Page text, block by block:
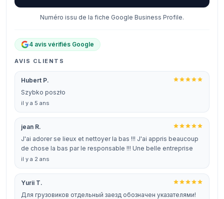
Numéro issu de la fiche Google Business Profile.
4 avis vérifiés Google
AVIS CLIENTS
Hubert P.
Szybko poszło
il y a 5 ans
jean R.
J'ai adorer se lieux et nettoyer la bas !!! J'ai appris beaucoup
de chose la bas par le responsable !!! Une belle entreprise
il y a 2 ans
Yurii T.
Для грузовиков отдельный заезд обозначен указателями!